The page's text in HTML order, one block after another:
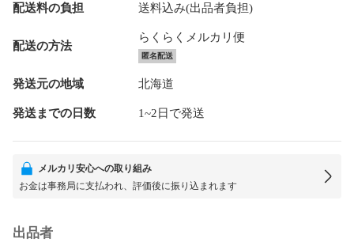
配送料の負担 送料込み(出品者負担)
配送の方法
らくらくメルカリ便
匿名配送
発送元の地域 北海道
発送までの日数 1~2日で発送
メルカリ安心への取り組み
お金は事務局に支払われ、評価後に振り込まれます
出品者